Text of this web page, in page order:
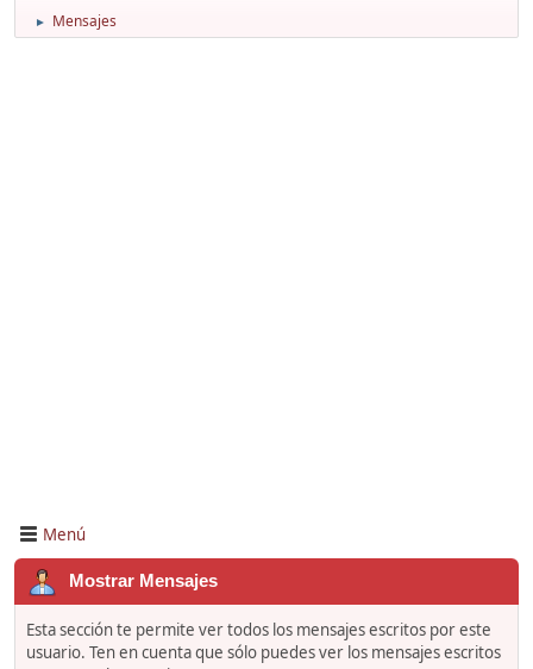
► Mensajes
Menú
Mostrar Mensajes
Esta sección te permite ver todos los mensajes escritos por este
usuario. Ten en cuenta que sólo puedes ver los mensajes escritos